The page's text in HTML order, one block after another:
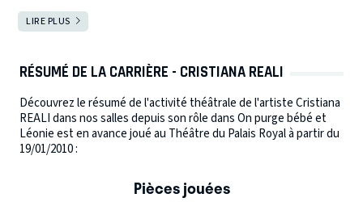
LIRE PLUS
RÉSUMÉ DE LA CARRIÈRE - CRISTIANA REALI
Découvrez le résumé de l'activité théâtrale de l'artiste Cristiana
REALI dans nos salles depuis son rôle dans On purge bébé et
Léonie est en avance joué au Théâtre du Palais Royal à partir du
19/01/2010 :
Pièces jouées